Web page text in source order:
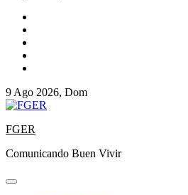
9 Ago 2026, Dom
FGER
Comunicando Buen Vivir